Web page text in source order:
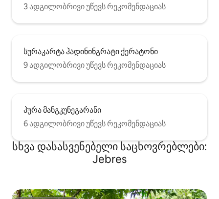
3 ადგილობრივი უწევს რეკომენდაციას
სურაკარტა ჰადინინგრატი ქერატონი
9 ადგილობრივი უწევს რეკომენდაციას
პურა მანგკუნეგარანი
6 ადგილობრივი უწევს რეკომენდაციას
სხვა დასასვენებელი საცხოვრებლები:
Jebres